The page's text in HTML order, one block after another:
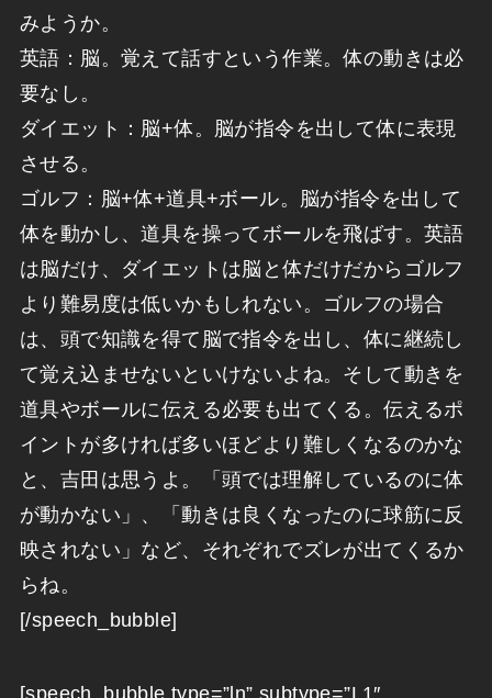
みようか。
英語：脳。覚えて話すという作業。体の動きは必
要なし。
ダイエット：脳+体。脳が指令を出して体に表現
させる。
ゴルフ：脳+体+道具+ボール。脳が指令を出して
体を動かし、道具を操ってボールを飛ばす。英語
は脳だけ、ダイエットは脳と体だけだからゴルフ
より難易度は低いかもしれない。ゴルフの場合
は、頭で知識を得て脳で指令を出し、体に継続し
て覚え込ませないといけないよね。そして動きを
道具やボールに伝える必要も出てくる。伝えるポ
イントが多ければ多いほどより難しくなるのかな
と、吉田は思うよ。「頭では理解しているのに体
が動かない」、「動きは良くなったのに球筋に反
映されない」など、それぞれでズレが出てくるか
らね。
[/speech_bubble]